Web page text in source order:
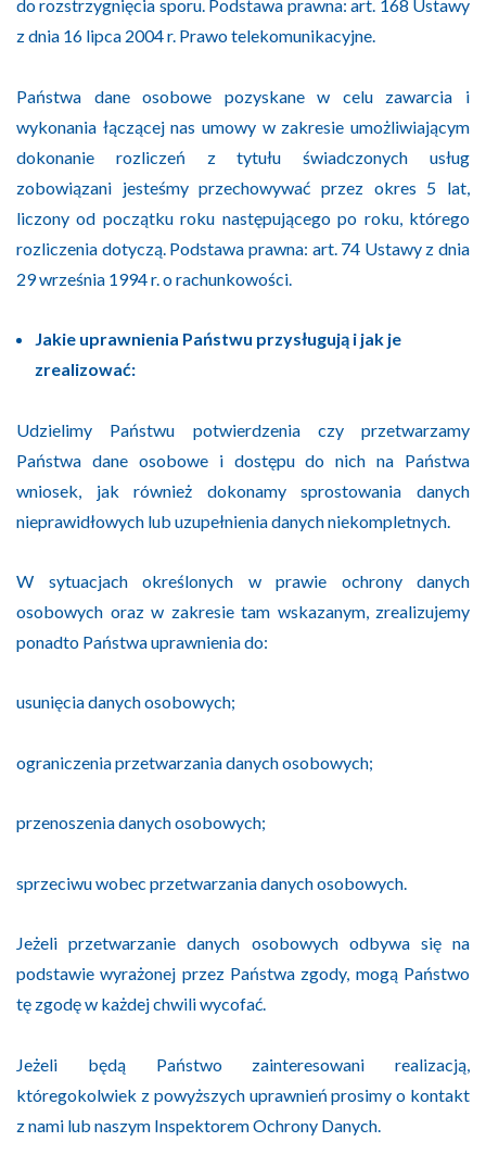
do rozstrzygnięcia sporu. Podstawa prawna: art. 168 Ustawy
z dnia 16 lipca 2004 r. Prawo telekomunikacyjne.
Państwa dane osobowe pozyskane w celu zawarcia i
wykonania łączącej nas umowy w zakresie umożliwiającym
dokonanie rozliczeń z tytułu świadczonych usług
zobowiązani jesteśmy przechowywać przez okres 5 lat,
liczony od początku roku następującego po roku, którego
rozliczenia dotyczą. Podstawa prawna: art. 74 Ustawy z dnia
29 września 1994 r. o rachunkowości.
Jakie uprawnienia Państwu przysługują i jak je
zrealizować:
Udzielimy Państwu potwierdzenia czy przetwarzamy
Państwa dane osobowe i dostępu do nich na Państwa
wniosek, jak również dokonamy sprostowania danych
nieprawidłowych lub uzupełnienia danych niekompletnych.
W sytuacjach określonych w prawie ochrony danych
osobowych oraz w zakresie tam wskazanym, zrealizujemy
ponadto Państwa uprawnienia do:
usunięcia danych osobowych;
ograniczenia przetwarzania danych osobowych;
przenoszenia danych osobowych;
sprzeciwu wobec przetwarzania danych osobowych.
Jeżeli przetwarzanie danych osobowych odbywa się na
podstawie wyrażonej przez Państwa zgody, mogą Państwo
tę zgodę w każdej chwili wycofać.
Jeżeli będą Państwo zainteresowani realizacją,
któregokolwiek z powyższych uprawnień prosimy o kontakt
z nami lub naszym Inspektorem Ochrony Danych.